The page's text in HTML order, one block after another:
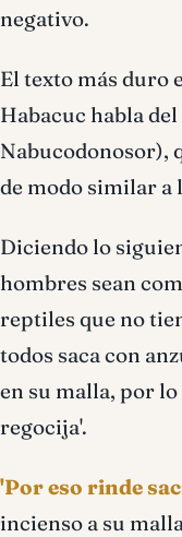
negativo.
El texto más duro
Habacuc habla
Nabucodonosor),
de modo similar a
Diciendo lo
hombres sean
reptiles que no
todos saca con
en su malla, por lo
regocija'.
'Por eso rinde
incienso a su